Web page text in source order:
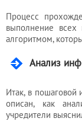
Процесс
выполнение всех
алгоритмом,
Анализ
Итак, в пошаговой
описан, как
учредители